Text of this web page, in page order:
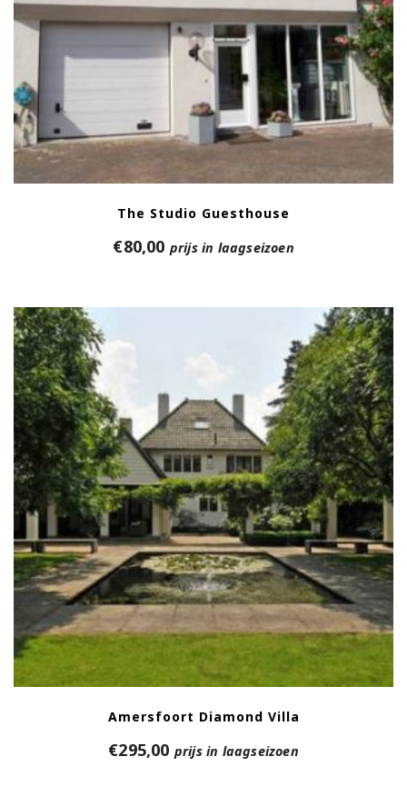
The Studio Guesthouse
€80,00 prijs in laagseizoen
Amersfoort Diamond Villa
€295,00 prijs in laagseizoen